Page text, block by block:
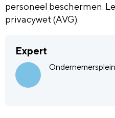
personeel beschermen.
privacywet (AVG).
Expert